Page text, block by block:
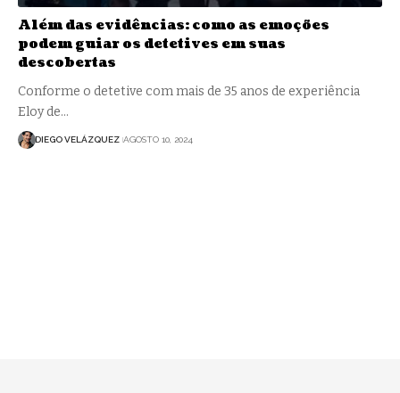
Além das evidências: como as emoções
podem guiar os detetives em suas
descobertas
Conforme o detetive com mais de 35 anos de experiência
Eloy de…
DIEGO VELÁZQUEZ AGOSTO 10, 2024